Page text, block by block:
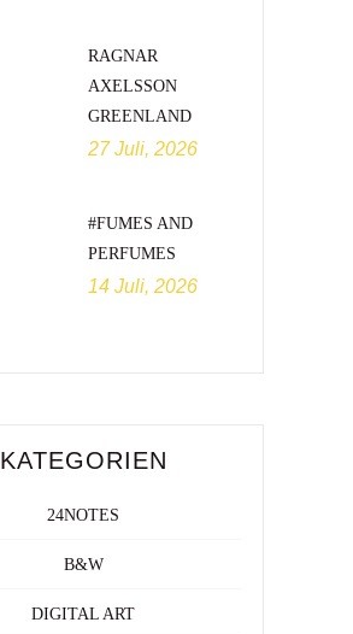
RAGNAR
AXELSSON
GREENLAND
27 Juli, 2026
#FUMES AND
PERFUMES
14 Juli, 2026
KATEGORIEN
24NOTES
B&W
DIGITAL ART